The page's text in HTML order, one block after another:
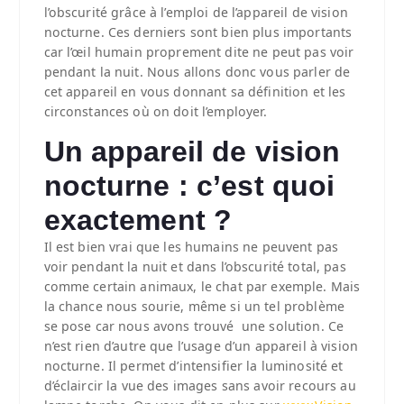
l’obscurité grâce à l’emploi de l’appareil de vision
nocturne. Ces derniers sont bien plus importants
car l’œil humain proprement dite ne peut pas voir
pendant la nuit. Nous allons donc vous parler de
cet appareil en vous donnant sa définition et les
circonstances où on doit l’employer.
Un appareil de vision
nocturne : c’est quoi
exactement ?
Il est bien vrai que les humains ne peuvent pas
voir pendant la nuit et dans l’obscurité total, pas
comme certain animaux, le chat par exemple. Mais
la chance nous sourie, même si un tel problème
se pose car nous avons trouvé une solution. Ce
n’est rien d’autre que l’usage d’un appareil à vision
nocturne. Il permet d’intensifier la luminosité et
d’éclaircir la vue des images sans avoir recours au